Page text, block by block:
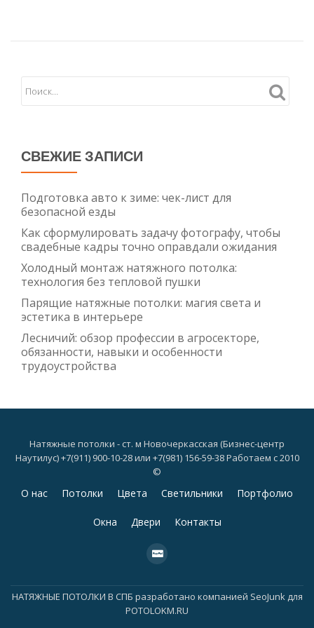
СВЕЖИЕ ЗАПИСИ
Подготовка авто к зиме: чек-лист для
безопасной езды
Как сформулировать задачу фотографу, чтобы
свадебные кадры точно оправдали ожидания
Холодный монтаж натяжного потолка:
технология без тепловой пушки
Парящие натяжные потолки: магия света и
эстетика в интерьере
Лесничий: обзор профессии в агросекторе,
обязанности, навыки и особенности
трудоустройства
Натяжные потолки - ст. м Новочеркасская (Бизнес-центр
Наутилус) +7(911) 900-10-28 или +7(981) 156-59-38 Работаем с 2010
©
Дополнительное
О нас Потолки Цвета Светильники Портфолио
Окна Двери Контакты
fa-
cc-
НАТЯЖНЫЕ ПОТОЛКИ В СПБ разработано компанией SeoJunk для
POTOLOKM.RU